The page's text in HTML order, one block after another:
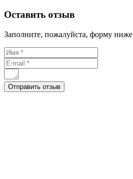
Оставить отзыв
Заполните, пожалуйста, форму ниже